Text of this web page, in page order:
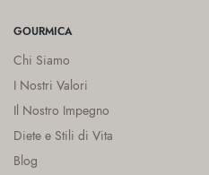
GOURMICA
Chi Siamo
I Nostri Valori
Il Nostro Impegno
Diete e Stili di Vita
Blog